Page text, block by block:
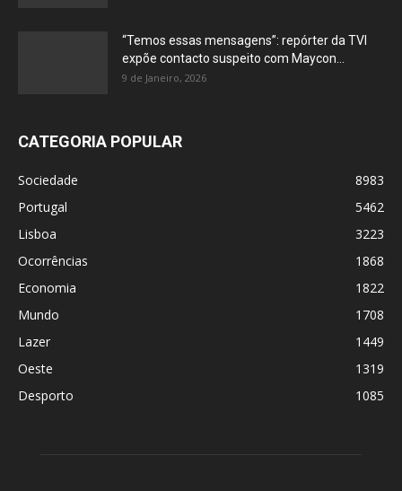
“Temos essas mensagens”: repórter da TVI
expõe contacto suspeito com Maycon...
9 de Janeiro, 2026
CATEGORIA POPULAR
Sociedade
8983
Portugal
5462
Lisboa
3223
Ocorrências
1868
Economia
1822
Mundo
1708
Lazer
1449
Oeste
1319
Desporto
1085